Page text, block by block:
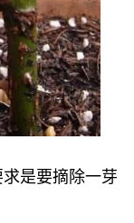
是要摘除一芽